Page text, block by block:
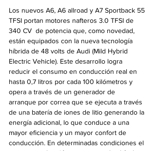
Los nuevos A6, A6 allroad y A7 Sportback 55
TFSI portan motores nafteros 3.0 TFSI de
340 CV  de potencia que, como novedad,
están equipados con la nueva tecnología
híbrida de 48 volts de Audi (Mild Hybrid
Electric Vehicle). Este desarrollo logra
reducir el consumo en conducción real en
hasta 0,7 litros por cada 100 kilómetros y
opera a través de un generador de
arranque por correa que se ejecuta a través
de una batería de iones de litio generando la
energía adicional, lo que conduce a una
mayor eficiencia y un mayor confort de
conducción. En determinadas condiciones el